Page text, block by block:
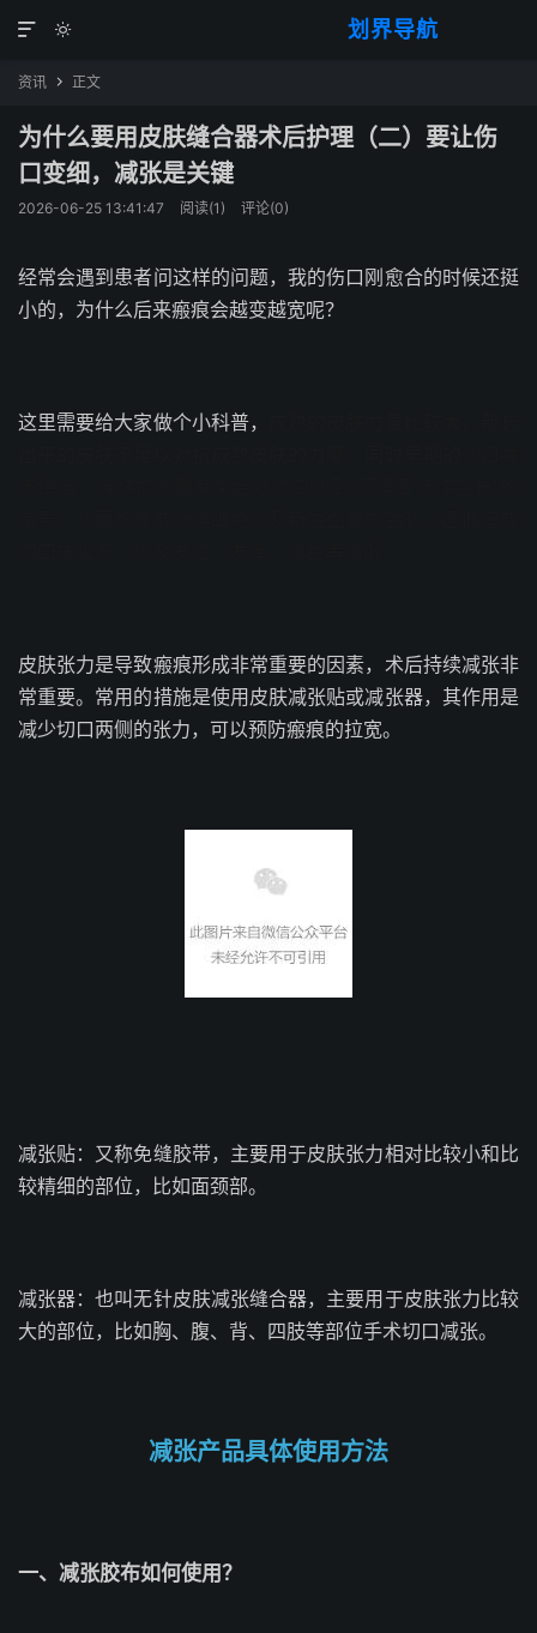
划界导航


资讯  正文
为什么要用皮肤缝合器术后护理（二）要让伤
口变细，减张是关键
2026-06-25 13:41:47 阅读(1) 评论(0)
经常会遇到患者问这样的问题，我的伤口刚愈合的时候还挺
小的，为什么后来瘢痕会越变越宽呢？
这里需要给大家做个小科普，
皮肤张力是导致瘢痕形成非常重要的因素，术后持续减张非
常重要。常用的措施是使用皮肤减张贴或减张器，其作用是
减少切口两侧的张力，可以预防瘢痕的拉宽。
减张贴：又称免缝胶带，主要用于皮肤张力相对比较小和比
较精细的部位，比如面颈部。
减张器：也叫无针皮肤减张缝合器，主要用于皮肤张力比较
大的部位，比如胸、腹、背、四肢等部位手术切口减张。
减张产品具体使用方法
一、减张胶布如何使用？